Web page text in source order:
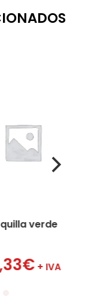
verde
€ + IVA